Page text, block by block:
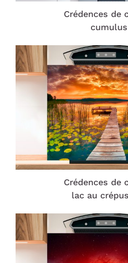
Crédences de
cumulus
Crédences de
lac au